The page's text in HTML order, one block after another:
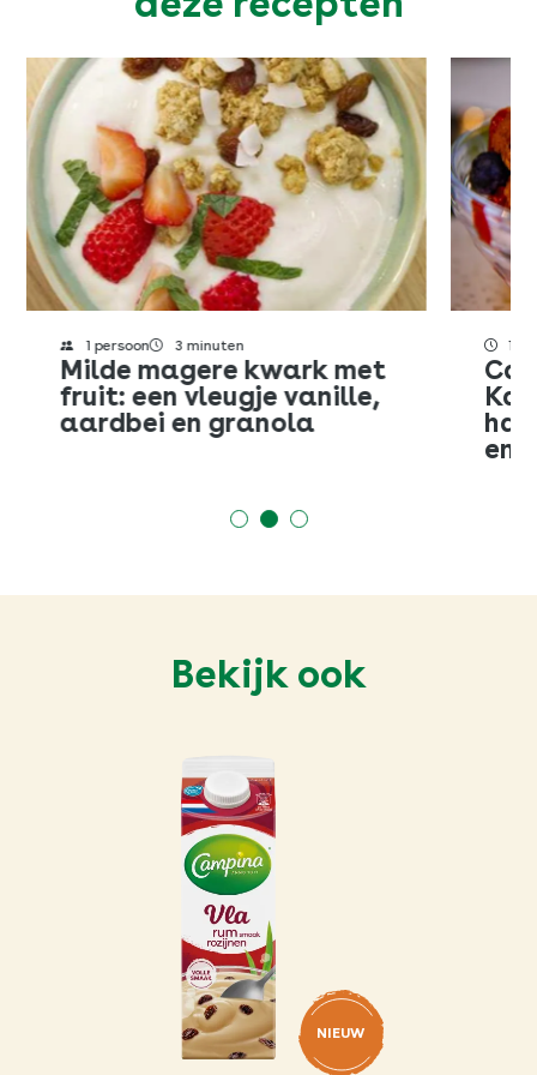
Pinterest
Kopieer URL
1 persoon 3 minuten
Milde magere kwark met
fruit: een vleugje vanille,
aardbei en granola
15
en
Bekijk ook
NIEUW
SLUITEN